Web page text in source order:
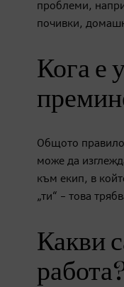
проблеми,
почивки,
Кога е
Общото правило
може да
към екип, в
„ти“ – това
Какви